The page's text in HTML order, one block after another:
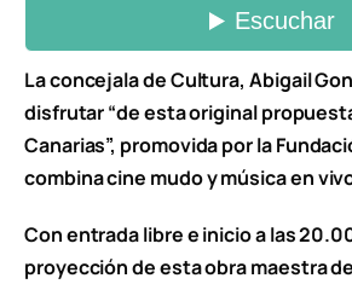
La concejala de Cultura, Abigail
disfrutar “de esta original
Canarias”, promovida por la
combina cine mudo y música en
Con entrada libre e inicio a las
proyección de esta obra maestra